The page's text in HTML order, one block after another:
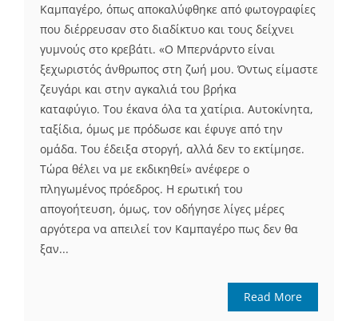
Καμπαγέρο, όπως αποκαλύφθηκε από φωτογραφίες
που διέρρευσαν στο διαδίκτυο και τους δείχνει
γυμνούς στο κρεβάτι. «Ο Μπερνάρντο είναι
ξεχωριστός άνθρωπος στη ζωή μου. Όντως είμαστε
ζευγάρι και στην αγκαλιά του βρήκα
καταφύγιο. Του έκανα όλα τα χατίρια. Αυτοκίνητα,
ταξίδια, όμως με πρόδωσε και έφυγε από την
ομάδα. Του έδειξα στοργή, αλλά δεν το εκτίμησε.
Τώρα θέλει να με εκδικηθεί» ανέφερε ο
πληγωμένος πρόεδρος. Η ερωτική του
απογοήτευση, όμως, τον οδήγησε λίγες μέρες
αργότερα να απειλεί τον Καμπαγέρο πως δεν θα
ξαν...
Read More